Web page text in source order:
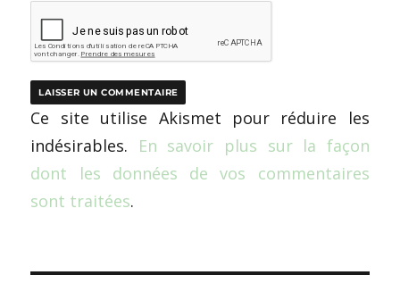
Ce site utilise Akismet pour réduire les
indésirables. En savoir plus sur la façon
dont les données de vos commentaires
sont traitées.